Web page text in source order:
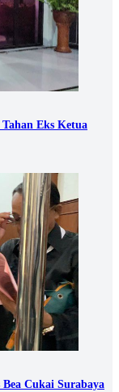
Eks Ketua
Cukai Surabaya